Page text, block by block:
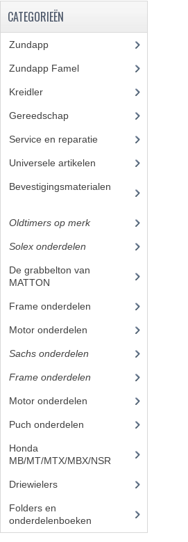
CATEGORIEËN
Zundapp
Zundapp Famel
Kreidler
Gereedschap
Service en reparatie
Universele artikelen
Bevestigingsmaterialen
Oldtimers op merk(73)
Solex onderdelen
De grabbelton van
MATTON
Frame onderdelen
Motor onderdelen
Sachs onderdelen
Frame onderdelen
Motor onderdelen
Puch onderdelen
Honda
MB/MT/MTX/MBX/NSR
Driewielers
Folders en
onderdelenboeken